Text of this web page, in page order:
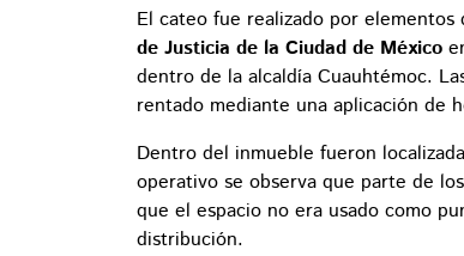
El cateo fue realizado por elementos
de Justicia de la Ciudad de México
dentro de la alcaldía Cuauhtémoc.
rentado mediante una aplicación de
Dentro del inmueble fueron
operativo se observa que parte de
que el espacio no era usado como
distribución.